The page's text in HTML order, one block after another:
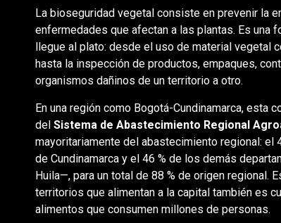
La bioseguridad vegetal consiste en prevenir la
enfermedades que afectan a las plantas. Es
llegue al plato: desde el uso de material
hasta la inspección de productos, empaques,
organismos dañinos de un territorio a otro.
En una región como Bogotá-Cundinamarca,
del Sistema de Abastecimiento Regional
mayoritariamente del abastecimiento regional: el
de Cundinamarca y el 46 % de los demás
Huila—, para un total de 88 % de origen regional.
territorios que alimentan a la capital también es
alimentos que consumen millones de personas.